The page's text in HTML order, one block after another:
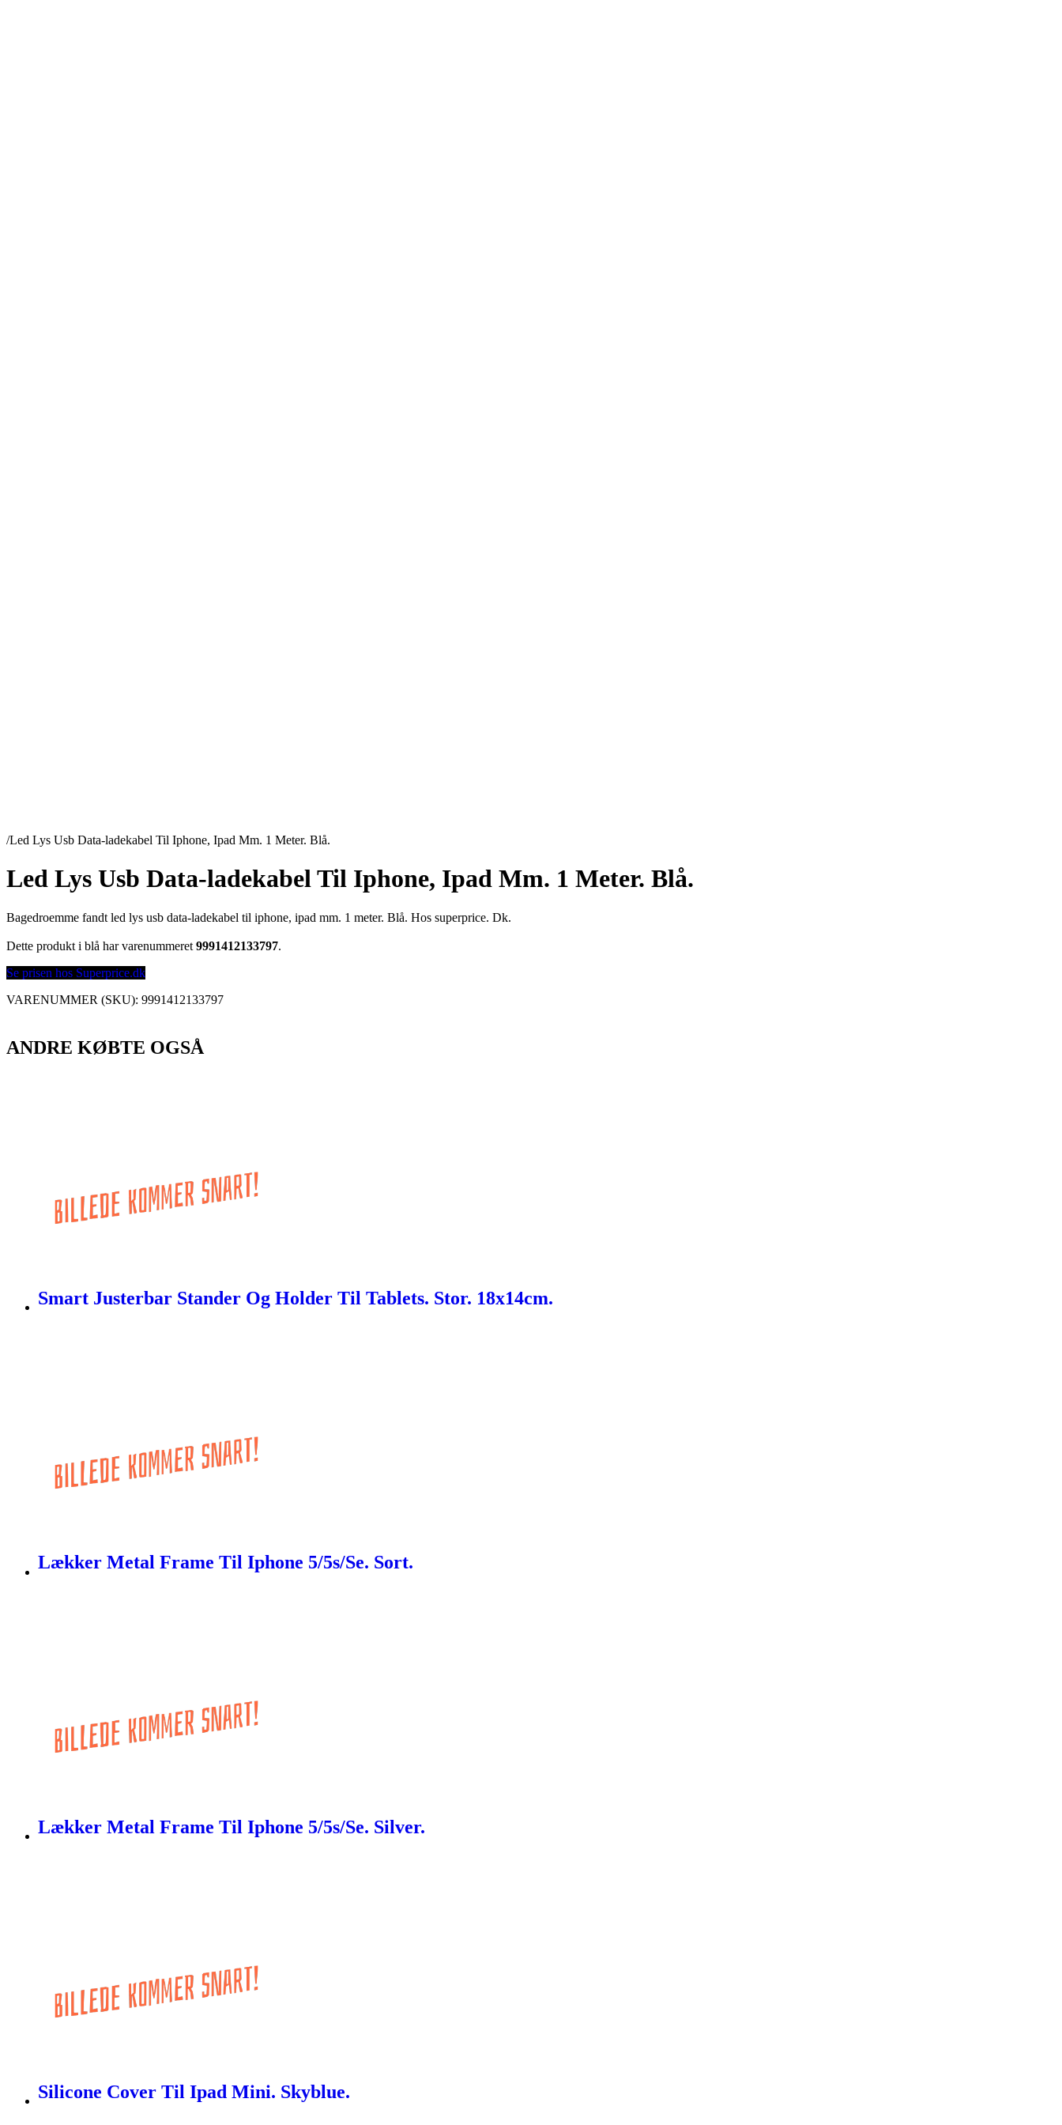
/Led Lys Usb Data-ladekabel Til Iphone, Ipad Mm. 1 Meter. Blå.
Led Lys Usb Data-ladekabel Til Iphone, Ipad Mm. 1 Meter. Blå.
Bagedroemme fandt led lys usb data-ladekabel til iphone, ipad mm. 1 meter. Blå. Hos superprice. Dk.
Dette produkt i blå har varenummeret 9991412133797.
Se prisen hos Superprice.dk
VARENUMMER (SKU): 9991412133797
ANDRE KØBTE OGSÅ
Smart Justerbar Stander Og Holder Til Tablets. Stor. 18x14cm.
Lækker Metal Frame Til Iphone 5/5s/Se. Sort.
Lækker Metal Frame Til Iphone 5/5s/Se. Silver.
Silicone Cover Til Ipad Mini. Skyblue.